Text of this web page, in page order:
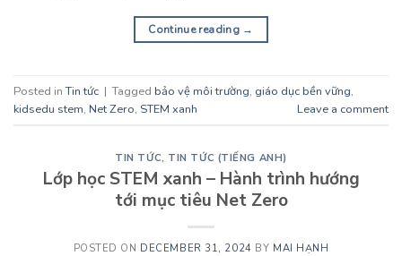
Continue reading →
Posted inTin tức | Tagged bảo vệ môi trường, giáo dục bền vững,
kidsedu stem, Net Zero, STEM xanh Leave a comment
TIN TỨC, TIN TỨC (TIẾNG ANH)
Lớp học STEM xanh – Hành trình hướng
tới mục tiêu Net Zero
POSTED ON DECEMBER 31, 2024 BY MAI HẠNH